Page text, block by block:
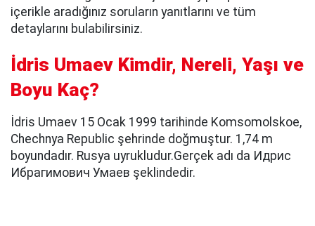
içerikle aradığınız soruların yanıtlarını ve tüm
detaylarını bulabilirsiniz.
İdris Umaev Kimdir, Nereli, Yaşı ve
Boyu Kaç?
İdris Umaev 15 Ocak 1999 tarihinde Komsomolskoe,
Chechnya Republic şehrinde doğmuştur. 1,74 m
boyundadır. Rusya uyrukludur.Gerçek adı da Идрис
Ибрагимович Умаев şeklindedir.